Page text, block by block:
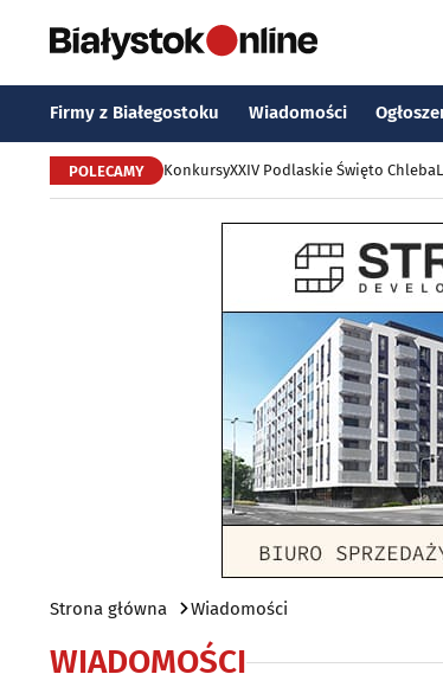
Firmy z Białegostoku Wiadomości
POLECAMY KonkursyXXIV Podlaskie Święto Chleba
Strona główna Wiadomości
WIADOMOŚCI